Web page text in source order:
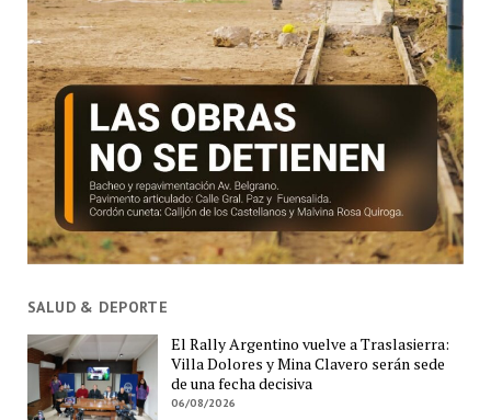
SALUD & DEPORTE
El Rally Argentino vuelve a Traslasierra:
Villa Dolores y Mina Clavero serán sede
de una fecha decisiva
06/08/2026